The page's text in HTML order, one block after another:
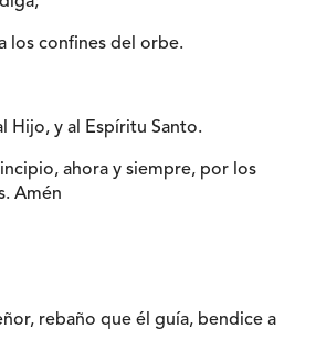
los confines del orbe.
Hijo, y al Espíritu Santo.
ahora y siempre, por los
Amén
rebaño que él guía, bendice a